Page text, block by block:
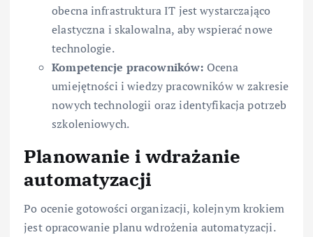
obecna infrastruktura IT jest wystarczająco
elastyczna i skalowalna, aby wspierać nowe
technologie.
Kompetencje pracowników: Ocena
umiejętności i wiedzy pracowników w zakresie
nowych technologii oraz identyfikacja potrzeb
szkoleniowych.
Planowanie i wdrażanie
automatyzacji
Po ocenie gotowości organizacji, kolejnym krokiem
jest opracowanie planu wdrożenia automatyzacji.